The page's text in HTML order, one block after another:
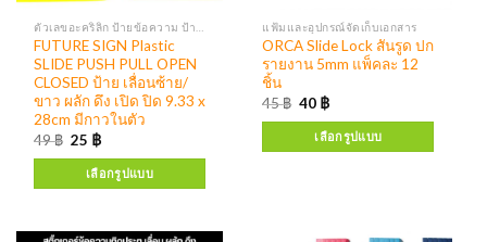
ตัวเลขอะคริลิก ป้ายข้อความ ป้ายสัญลักษณ์
FUTURE SIGN Plastic
SLIDE PUSH PULL OPEN
CLOSED ป้าย เลื่อนซ้าย/
ขาว ผลัก ดึง เปิด ปิด 9.33 x
28cm มีกาวในตัว
49฿ 25 ฿
เลือกรูปแบบ
แฟ้มและอุปกรณ์จัดเก็บเอกสาร
ORCA Slide Lock สันรูด ปก
รายงาน 5mm แพ็คละ 12
ชิ้น
45฿ 40 ฿
เลือกรูปแบบ